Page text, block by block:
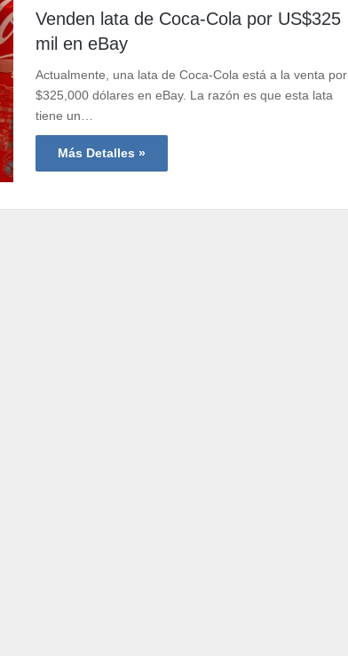
Venden lata de Coca-Cola por US$325
mil en eBay
Actualmente, una lata de Coca-Cola está a la venta por
$325,000 dólares en eBay. La razón es que esta lata
tiene un…
Más Detalles »